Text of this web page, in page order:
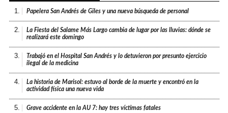
1. Papelera San Andrés de Giles y una nueva búsqueda de personal
2.
La Fiesta del Salame Más Largo cambia de lugar por las lluvias: dónde se
realizará este domingo
3.
Trabajó en el Hospital San Andrés y lo detuvieron por presunto ejercicio
ilegal de la medicina
4.
La historia de Marisol: estuvo al borde de la muerte y encontró en la
actividad física una nueva vida
5. Grave accidente en la AU 7: hay tres víctimas fatales